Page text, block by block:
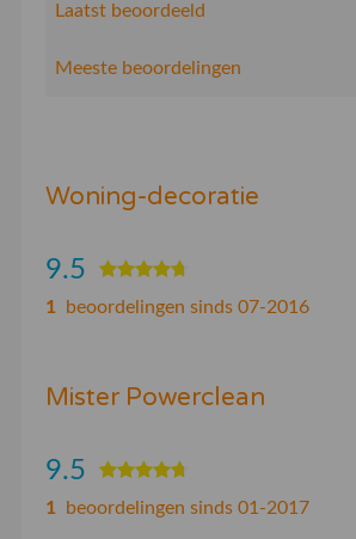
Inloggen
Laatst beoordeeld
Meeste beoordelingen
Woning-decoratie
9.5
1 beoordelingen sinds 07-2016
Mister Powerclean
9.5
1 beoordelingen sinds 01-2017